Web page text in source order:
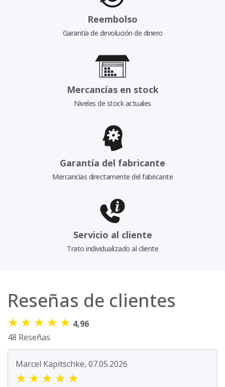
Reembolso
Garantía de devolución de dinero
Mercancías en stock
Niveles de stock actuales
Garantía del fabricante
Mercancías directamente del fabricante
Servicio al cliente
Trato individualizado al cliente
Reseñas de clientes
★ ★ ★ ★ ★ 4,96
48 Reseñas
Marcel Kapitschke, 07.05.2026
★ ★ ★ ★ ★